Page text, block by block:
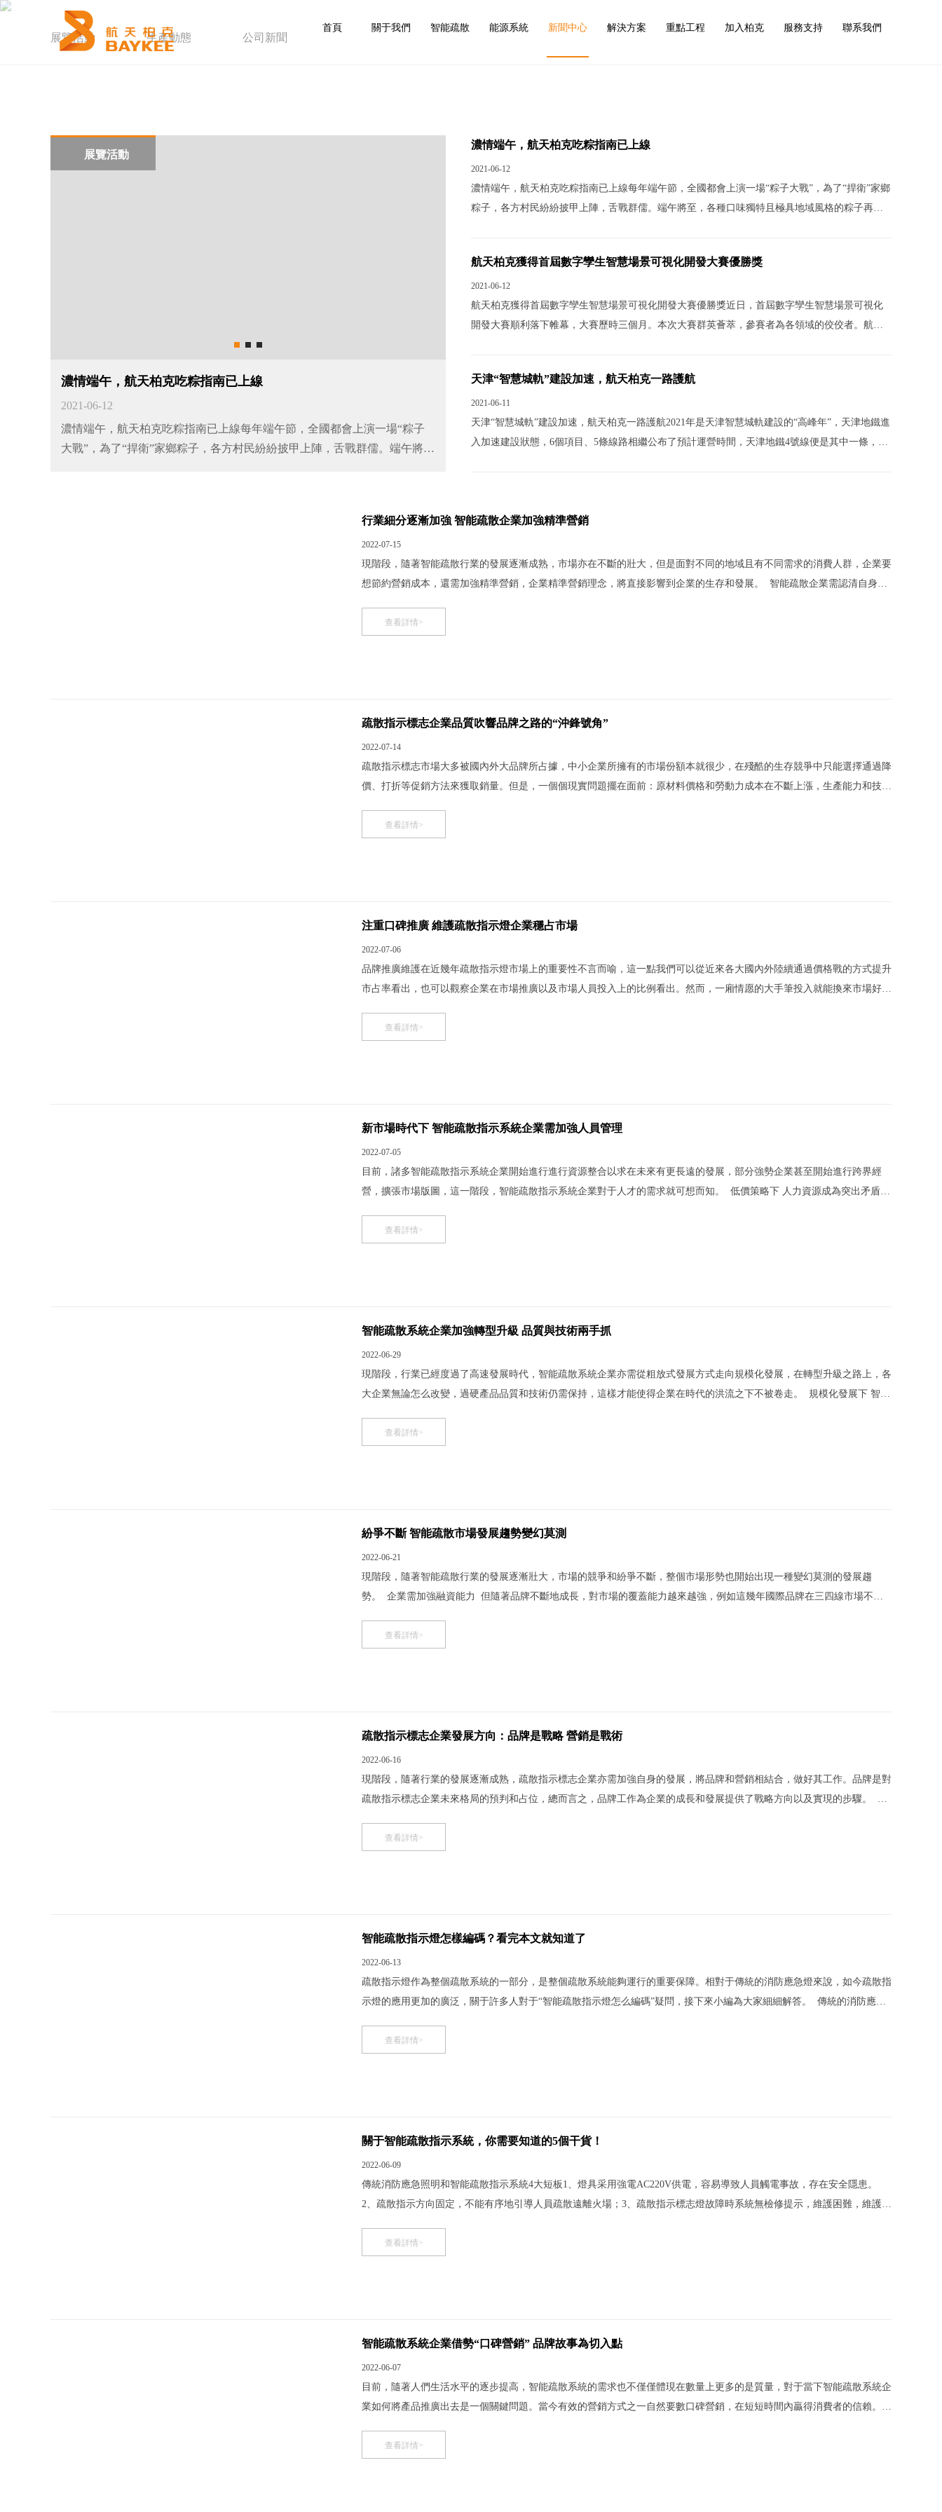
首頁 關于我們 智能疏散 能源系統 新聞中心 解決方案 重點工程 加入柏克 服務支持 聯系我們
網站首頁
關于我們
展覽活動 生產動態 公司新聞
展覽活動 展覽活動
濃情端午，航天柏克吃粽指南已上線
2021-06-12
濃情端午，航天柏克吃粽指南已上線每年端午節，全國都會上演一場“粽子
大戰”，為了“捍衛”家鄉粽子，各方村民紛紛披甲上陣，舌戰群儒。端午將
節日大禮包。鮮甜可口的牛奶，香味撲鼻的肉粽，確認過眼神，是端（放）
航天柏克獲得首屆數字孿生智慧場景可視化開發大賽優勝獎
2021-06-12
航天柏克獲得首屆數字孿生智慧場景可視化開發大賽優勝獎近日，首屆數字
孿生智慧場景可視化開發大賽順利落下帷幕，大賽歷時三個月。本次大賽群
力了行業技術創新及智慧應用場景人才的創意想法落地，有效推動了物聯網
天津“智慧城軌”
的“高峰年”，天
濃情端午，航天柏克吃粽指南已上線
2021-06-12
濃情端午，航天柏克吃粽指南已上線每年端午節，全國都會上演一場“粽子大戰”，為了“捍衛”家鄉
粽子，各方村民紛紛披甲上陣，舌戰群儒。端午將至，各種口味獨特且極具地域風格的粽子再次
包。鮮甜可口的牛奶，香味撲鼻的肉粽，確認過眼神，是端（放）午
航天柏克獲得首屆數字孿生智慧場景可視化開發大賽優勝獎
2021-06-12
航天柏克獲得首屆數字孿生智慧場景可視化開發大賽優勝獎近日，首屆數字孿生智慧場景可視化
開發大賽順利落下帷幕，大賽歷時三個月。本次大賽群英薈萃，參賽者為各領域的佼佼者。航天
技術創新及智慧應用場景人才的創意想法落地，有效推動了物聯網領域的
天津“智慧城軌”建設加速，航天柏克一路護航
2021-06-11
天津“智慧城軌”建設加速，航天柏克一路護航2021年是天津智慧城軌建設的“高峰年”，天津地鐵進
入加速建設狀態，6個項目、5條線路相繼公布了預計運營時間，天津地鐵4號線便是其中一條，其
行業細分逐漸加強 智能疏散企業加強精準營銷
2022-07-15
現階段，隨著智能疏散行業的發展逐漸成熟，市場亦在不斷的壯大，但是面對不同的地域且有不同需求的消費人群，企業要
想節約營銷成本，還需加強精準營銷，企業精準營銷理念，將直接影響到企業的生存和發展。 智能疏散企業需認清自身營
境客觀的正確認識以及對社會經濟發展和技術進步的正確把
查看詳情>
疏散指示標志企業品質吹響品牌之路的“沖鋒號角”
2022-07-14
疏散指示標志市場大多被國內外大品牌所占據，中小企業所擁有的市場份額本就很少，在殘酷的生存競爭中只能選擇通過降
價、打折等促銷方法來獲取銷量。但是，一個個現實問題擺在面前：原材料價格和勞動力成本在不斷上漲，生產能力和技術
散指示標志企業的品牌建設成為重要日程，但是品牌培育時間長，也需要大量地資金投
查看詳情>
注重口碑推廣 維護疏散指示燈企業穩占市場
2022-07-06
品牌推廣維護在近幾年疏散指示燈市場上的重要性不言而喻，這一點我們可以從近來各大國內外陸續通過價格戰的方式提升
市占率看出，也可以觀察企業在市場推廣以及市場人員投入上的比例看出。然而，一廂情愿的大手筆投入就能換來市場好感
已經上升到企業整體發展戰略的高度，但因國產企業對于
查看詳情>
新市場時代下 智能疏散指示系統企業需加強人員管理
2022-07-05
目前，諸多智能疏散指示系統企業開始進行進行資源整合以求在未來有更長遠的發展，部分強勢企業甚至開始進行跨界經
營，擴張市場版圖，這一階段，智能疏散指示系統企業對于人才的需求就可想而知。 低價策略下 人力資源成為突出矛盾
影”，迅速占領市場，形勢大好，看似一片紅火。然而，在
查看詳情>
智能疏散系統企業加強轉型升級 品質與技術兩手抓
2022-06-29
現階段，行業已經度過了高速發展時代，智能疏散系統企業亦需從粗放式發展方式走向規模化發展，在轉型升級之路上，各
大企業無論怎么改變，過硬產品品質和技術仍需保持，這樣才能使得企業在時代的洪流之下不被卷走。 規模化發展下 智能
國和出口大國之一。 以前，市場是供不應
查看詳情>
紛爭不斷 智能疏散市場發展趨勢變幻莫測
2022-06-21
現階段，隨著智能疏散行業的發展逐漸壯大，市場的競爭和紛爭不斷，整個市場形勢也開始出現一種變幻莫測的發展趨
勢。 企業需加強融資能力 但隨著品牌不斷地成長，對市場的覆蓋能力越來越強，例如這幾年國際品牌在三四線市場不斷
型”企業承受很大的生存壓力，繼續壓低價格和渠道的進一步擴張
查看詳情>
疏散指示標志企業發展方向：品牌是戰略 營銷是戰術
2022-06-16
現階段，隨著行業的發展逐漸成熟，疏散指示標志企業亦需加強自身的發展，將品牌和營銷相結合，做好其工作。品牌是對
疏散指示標志企業未來格局的預判和占位，總而言之，品牌工作為企業的成長和發展提供了戰略方向以及實現的步驟。 品
準確預判，并為自己的品牌做出恰當、有利的市場定位;品
查看詳情>
智能疏散指示燈怎樣編碼？看完本文就知道了
2022-06-13
疏散指示燈作為整個疏散系統的一部分，是整個疏散系統能夠運行的重要保障。相對于傳統的消防應急燈來說，如今疏散指
示燈的應用更加的廣泛，關于許多人對于“智能疏散指示燈怎么編碼”疑問，接下來小編為大家細細解答。 傳統的消防應急
繁多，這樣就需要大量燈具存放地址，就需要更多的編碼撥鍵，同時編
查看詳情>
關于智能疏散指示系統，你需要知道的5個干貨！
2022-06-09
傳統消防應急照明和智能疏散指示系統4大短板1、燈具采用強電AC220V供電，容易導致人員觸電事故，存在安全隱患。
2、疏散指示方向固定，不能有序地引導人員疏散遠離火場；3、疏散指示標志燈故障時系統無檢修提示，維護困難，維護成
災時基于自適應算法軟件自動形成疏散路徑，標
查看詳情>
智能疏散系統企業借勢“口碑營銷” 品牌故事為切入點
2022-06-07
目前，隨著人們生活水平的逐步提高，智能疏散系統的需求也不僅僅體現在數量上更多的是質量，對于當下智能疏散系統企
業如何將產品推廣出去是一個關鍵問題。當今有效的營銷方式之一自然要數口碑營銷，在短短時間內贏得消費者的信賴。
前，經營者要根據自身品牌的定位、功能、價位等特點，
查看詳情>